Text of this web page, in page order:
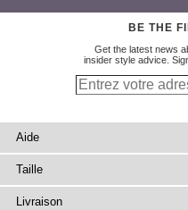
BE THE
Get the latest news
insider style advice.
Aide
Taille
Livraison